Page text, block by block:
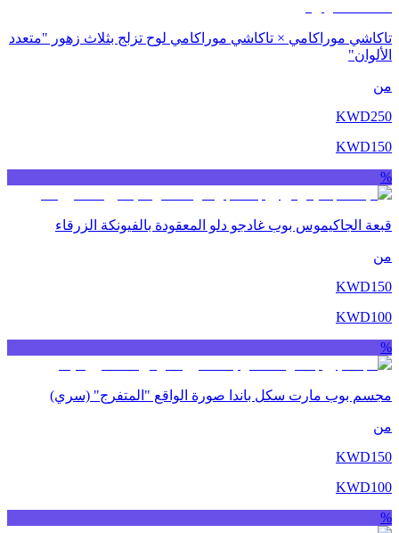
تاكاشي موراكامي × تاكاشي موراكامي لوح تزلج بثلاث زهور "متعدد
الألوان"
من
KWD250
KWD150
%
قبعة الجاكيموس بوب غادجو دلو المعقودة بالفيونكة الزرقاء
من
KWD150
KWD100
%
مجسم بوب مارت سكل باندا صورة الواقع "المتفرج" (سري)
من
KWD150
KWD100
%